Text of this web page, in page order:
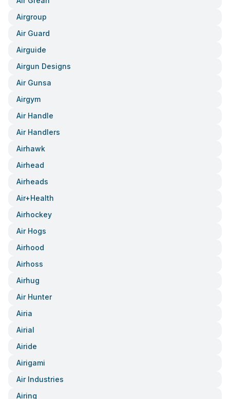
Airgroup
Air Guard
Airguide
Airgun Designs
Air Gunsa
Airgym
Air Handle
Air Handlers
Airhawk
Airhead
Airheads
Air+health
Airhockey
Air Hogs
Airhood
Airhoss
Airhug
Air Hunter
Airia
Airial
Airide
Airigami
Air Industries
Airing